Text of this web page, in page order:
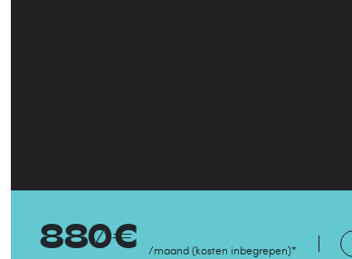
880€ /maand(kosten inbegrepen)*